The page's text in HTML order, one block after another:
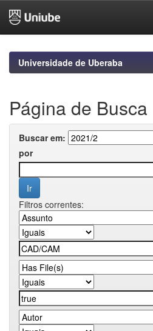
navigationUniversidade de Uberaba
Página de Busca
Buscar em:
por
Filtros correntes: